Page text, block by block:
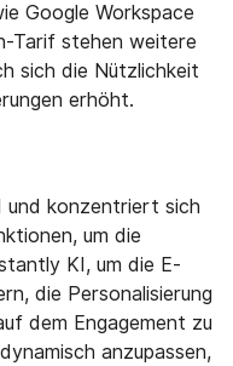
Google Workspace
Tarif stehen weitere
sich die Nützlichkeit
erhöht.
und konzentriert sich
um die
KI, um die E-
die Personalisierung
dem Engagement zu
anzupassen,